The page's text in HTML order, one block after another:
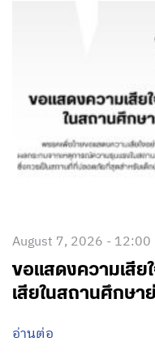
August 7, 2026 - 12:00
ขอแสดงความเสี
เสียในสถานศึกษ
อ่านต่อ